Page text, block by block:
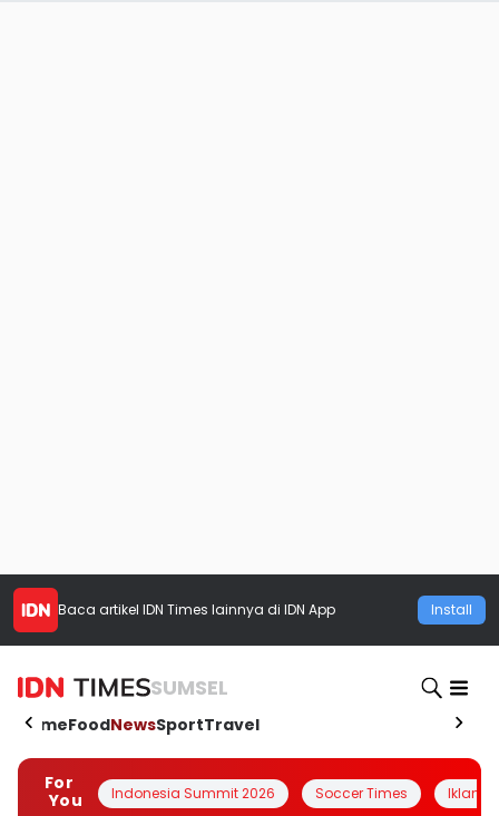
Baca artikel IDN Times lainnya di IDN App Install
SUMSEL
HomeFoodNewsSportTravel
For
You
Indonesia Summit 2026 Soccer Times Iklanin